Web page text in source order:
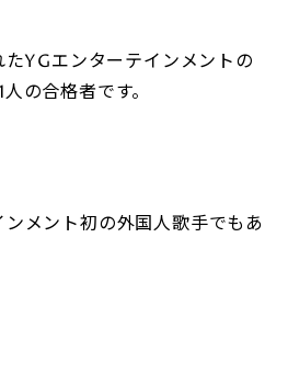
YGエンターテインメントの
の合格者です。
メント初の外国人歌手でもあ